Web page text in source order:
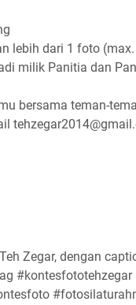
lebih dari 1 foto
milik Panitia dan
bersama teman-
Zegar, dengan
#kontesfototehzegar